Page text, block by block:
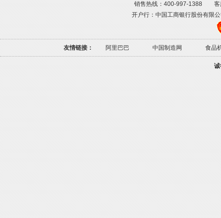
销售热线：400-997-1388 客
开户行：中国工商银行股份有
友情链接： 阿里巴巴 中国制造网 食品